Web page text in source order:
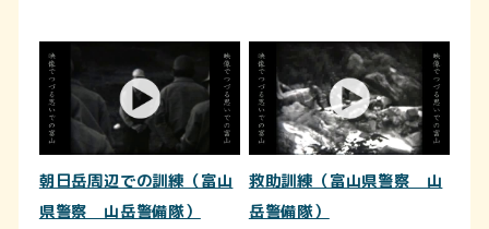
朝日岳周辺での訓練（富山
県警察 山岳警備隊）
救助訓練（富山県警察 山
岳警備隊）